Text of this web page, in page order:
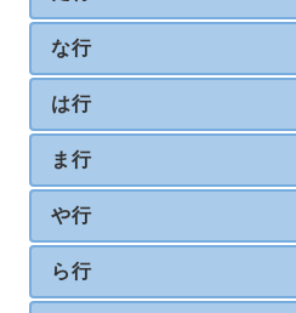
な行
は行
ま行
や行
ら行